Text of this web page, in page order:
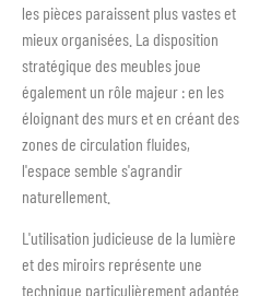
les pièces paraissent plus vastes et
mieux organisées. La disposition
stratégique des meubles joue
également un rôle majeur : en les
éloignant des murs et en créant des
zones de circulation fluides,
l'espace semble s'agrandir
naturellement.
L'utilisation judicieuse de la lumière
et des miroirs représente une
technique particulièrement adaptée